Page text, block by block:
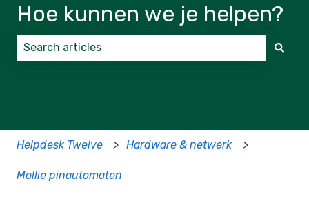
Hoe kunnen we je helpen?
Helpdesk Twelve Hardware & netwerk
Mollie pinautomaten